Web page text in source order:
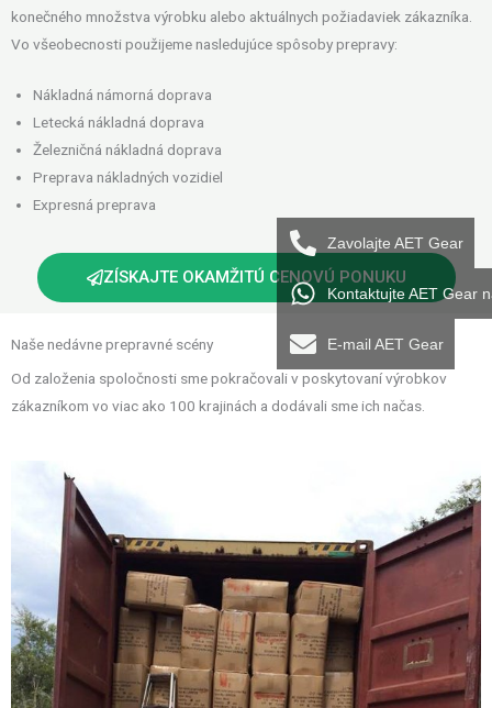
konečného množstva výrobku alebo aktuálnych požiadaviek zákazníka.
Vo všeobecnosti použijeme nasledujúce spôsoby prepravy:
Nákladná námorná doprava
Letecká nákladná doprava
Železničná nákladná doprava
Preprava nákladných vozidiel
Expresná preprava
ZÍSKAJTE OKAMŽITÚ CENOVÚ PONUKU
Naše nedávne prepravné scény
Od založenia spoločnosti sme pokračovali v poskytovaní výrobkov
zákazníkom vo viac ako 100 krajinách a dodávali sme ich načas.
Zavolajte AET Gear
Kontaktujte AET Gear
E-mail AET Gear